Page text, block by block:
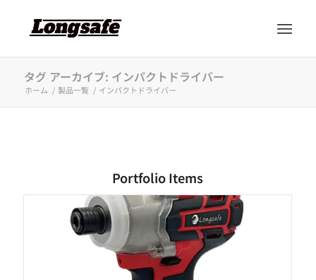
タグ アーカイブ: インパクトドライバー
ホーム / 製品一覧 / インパクトドライバー
Portfolio Items